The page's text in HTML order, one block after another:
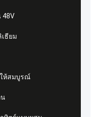
48V
ธียม
ห้สมบูรณ์
น